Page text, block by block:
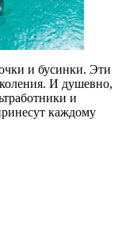
и бусинки. Эти
И душевно,
и
каждому